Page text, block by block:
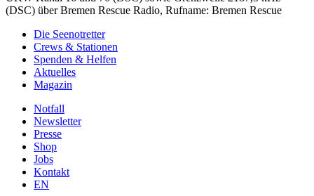
(DSC) über Bremen Rescue Radio, Rufname: Bremen Rescue
Die Seenotretter
Crews & Stationen
Spenden & Helfen
Aktuelles
Magazin
Notfall
Newsletter
Presse
Shop
Jobs
Kontakt
EN